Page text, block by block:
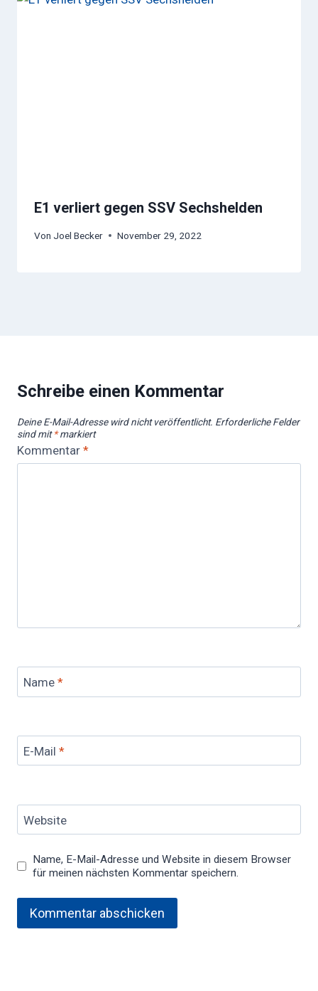
E1 verliert gegen SSV Sechshelden
Von Joel Becker November 29, 2022
Schreibe einen Kommentar
Deine E-Mail-Adresse wird nicht veröffentlicht. Erforderliche Felder
sind mit*markiert
Kommentar *
Name *
E-Mail *
Website
Name, E-Mail-Adresse und Website in diesem Browser
für meinen nächsten Kommentar speichern.